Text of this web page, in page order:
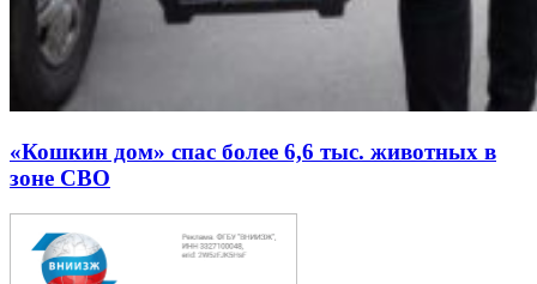
«Кошкин дом» спас более 6,6 тыс. животных в
зоне СВО